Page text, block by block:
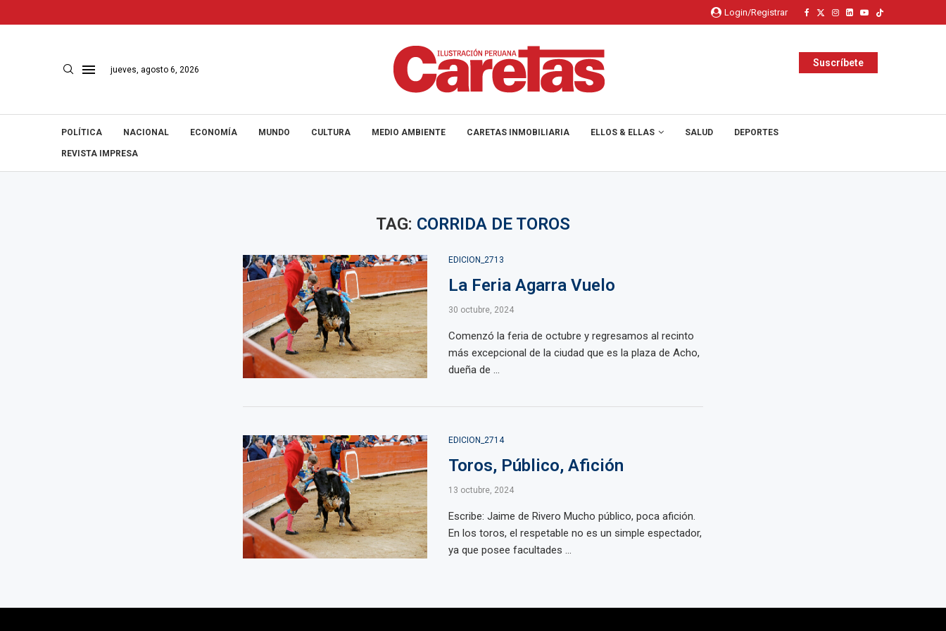
Login/Registrar
jueves, agosto 6, 2026
Suscríbete
POLÍTICA NACIONAL ECONOMÍA MUNDO CULTURA MEDIO AMBIENTE CARETAS INMOBILIARIA ELLOS & ELLAS SALUD DEPORTES
REVISTA IMPRESA
TAG: CORRIDA DE TOROS
EDICION_2713
La Feria Agarra Vuelo
30 octubre, 2024
Comenzó la feria de octubre y regresamos al recinto
más excepcional de la ciudad que es la plaza de Acho,
dueña de ...
EDICION_2714
Toros, Público, Afición
13 octubre, 2024
Escribe: Jaime de Rivero Mucho público, poca afición.
En los toros, el respetable no es un simple espectador,
ya que posee facultades ...